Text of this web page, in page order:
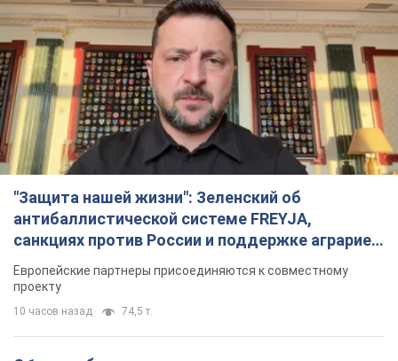
TOP NEWS